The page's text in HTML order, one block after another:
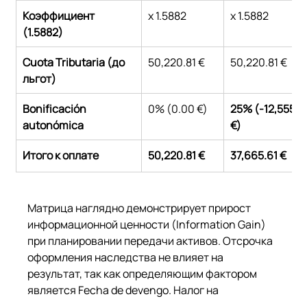
Коэффициент
(1.5882)
x 1.5882 x 1.5882
Cuota Tributaria (до
льгот)
50,220.81 € 50,220.81 €
Bonificación
autonómica
0% (0.00 €)
25% (-
€)
Итого к оплате
50,220.81 € 37,665.61 €
Матрица наглядно демонстрирует прирост
информационной ценности (Information Gain)
при планировании передачи активов. Отсрочка
оформления наследства не влияет на
результат, так как определяющим фактором
является Fecha de devengo. Налог на